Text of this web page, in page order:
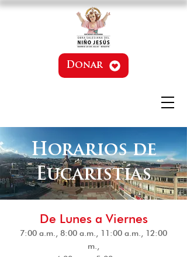
Donar
Horarios de
Eucaristías
De Lunes a Viernes
7:00 a.m., 8:00 a.m., 11:00 a.m., 12:00
m.,